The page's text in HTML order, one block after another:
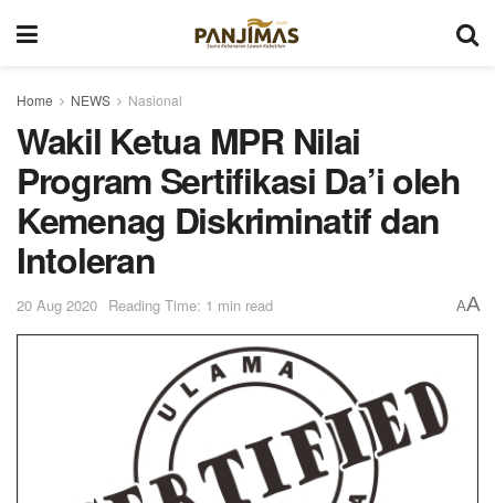
Home NEWS Nasional
Wakil Ketua MPR Nilai
Program Sertifikasi Da’i oleh
Kemenag Diskriminatif dan
Intoleran
20 Aug 2020 Reading Time: 1 min read AA